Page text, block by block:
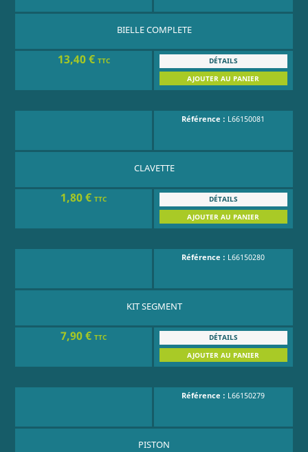
BIELLE COMPLETE
13,40 € TTC
DÉTAILS
AJOUTER AU PANIER
Référence : L66150081
CLAVETTE
1,80 €TTC
DÉTAILS
AJOUTER AU PANIER
Référence : L66150280
KIT SEGMENT
7,90 €TTC
DÉTAILS
AJOUTER AU PANIER
Référence : L66150279
PISTON